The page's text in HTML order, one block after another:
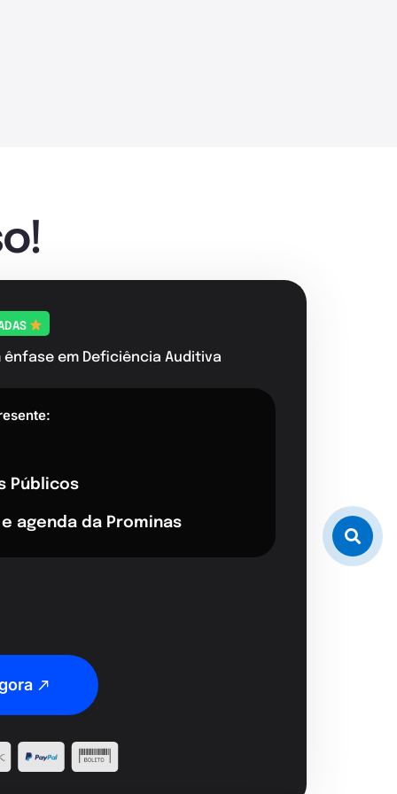
ênfase em Deficiência Auditiva
Públicos
agenda da Prominas